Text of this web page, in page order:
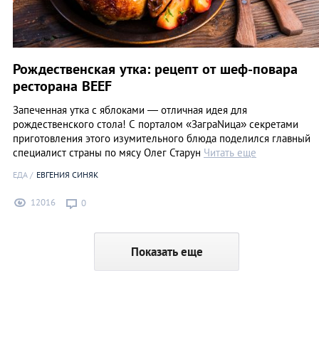
Рождественская утка: рецепт от шеф-повара
ресторана BEEF
Запеченная утка с яблоками — отличная идея для
рождественского стола! C порталом «ЗаграNица» cекретами
приготовления этого изумительного блюда поделился главный
специалист страны по мясу Олег Старун Читать еще
ЕДА ЕВГЕНИЯ СИНЯК
12016 0
Показать еще